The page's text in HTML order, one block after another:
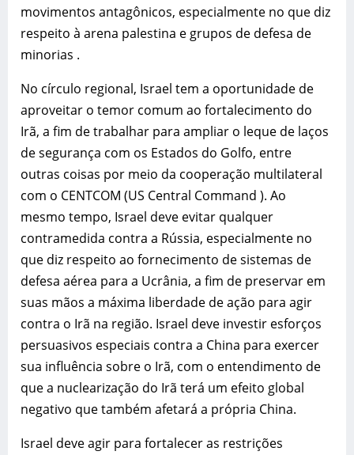
movimentos antagônicos, especialmente no que diz
respeito à arena palestina e grupos de defesa de
minorias .
No círculo regional, Israel tem a oportunidade de
aproveitar o temor comum ao fortalecimento do
Irã, a fim de trabalhar para ampliar o leque de laços
de segurança com os Estados do Golfo, entre
outras coisas por meio da cooperação multilateral
com o CENTCOM (US Central Command ). Ao
mesmo tempo, Israel deve evitar qualquer
contramedida contra a Rússia, especialmente no
que diz respeito ao fornecimento de sistemas de
defesa aérea para a Ucrânia, a fim de preservar em
suas mãos a máxima liberdade de ação para agir
contra o Irã na região. Israel deve investir esforços
persuasivos especiais contra a China para exercer
sua influência sobre o Irã, com o entendimento de
que a nuclearização do Irã terá um efeito global
negativo que também afetará a própria China.
Israel deve agir para fortalecer as restrições